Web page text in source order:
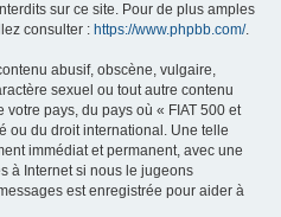
sur ce site. Pour de plus amples
consulter : https://www.phpbb.com/.
abusif, obscène, vulgaire,
sexuel ou tout autre contenu
pays, du pays où « FIAT 500 et
ou du droit international. Une telle
immédiat et permanent, avec une
à Internet si nous le jugeons
est enregistrée pour aider à